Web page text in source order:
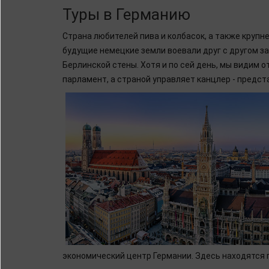
Туры в Германию
Страна любителей пива и колбасок, а также
будущие немецкие земли воевали друг с другом
Берлинской стены. Хотя и по сей день, мы видим
парламент, а страной управляет канцлер -
экономический центр Германии. Здесь